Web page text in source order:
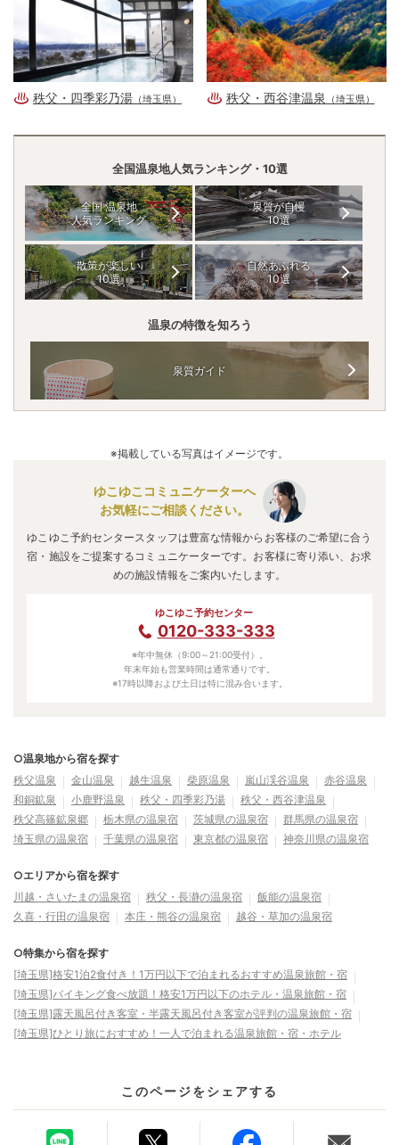
秩父・四季彩乃湯 （埼玉県） 秩父・西谷津温泉 （埼玉県）
全国温泉地人気ランキング・10選
全国 温泉地
人気ランキング
泉質が自慢
10選
散策が楽しい
10選
自然あふれる
10選
温泉の特徴を知ろう
泉質ガイド
※掲載している写真はイメージです。
ゆこゆこコミュニケーターへ
お気軽にご相談ください。
ゆこゆこ予約センタースタッフは豊富な情報からお客様のご希望に合う
宿・施設をご提案するコミュニケーターです。お客様に寄り添い、お求
めの施設情報をご案内いたします。
ゆこゆこ予約センター
0120-333-333
※年中無休（9:00～21:00受付）。
年末年始も営業時間は通常通りです。
※17時以降および土日は特に混み合います。
○温泉地から宿を探す
秩父温泉
金山温泉 越生温泉 柴原温泉 嵐山渓谷温泉
赤谷温泉
和銅鉱泉
小鹿野温泉 秩父・四季彩乃湯
秩父・西谷津温泉
秩父高篠鉱泉郷
栃木県の温泉宿 茨城県の温泉宿
群馬県の温泉宿
埼玉県の温泉宿
千葉県の温泉宿 東京都の温泉宿 神奈川県の温泉宿
○エリアから宿を探す
川越・さいたまの温泉宿
秩父・長瀞の温泉宿
飯能の温泉宿
久喜・行田の温泉宿
本庄・熊谷の温泉宿 越谷・草加の温泉宿
○特集から宿を探す
[埼玉県]格安1泊2食付き！1万円以下で泊まれるおすすめ温泉旅館・宿
[埼玉県]バイキング食べ放題！格安1万円以下のホテル・温泉旅館・宿
[埼玉県]露天風呂付き客室・半露天風呂付き客室が評判の温泉旅館・宿
[埼玉県]ひとり旅におすすめ！一人で泊まれる温泉旅館・宿・ホテル
このページをシェアする